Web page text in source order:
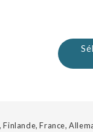
France,